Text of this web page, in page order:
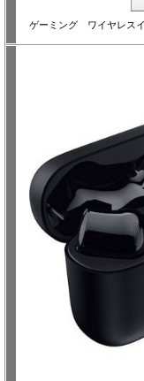
ゲーミング ワイヤレス